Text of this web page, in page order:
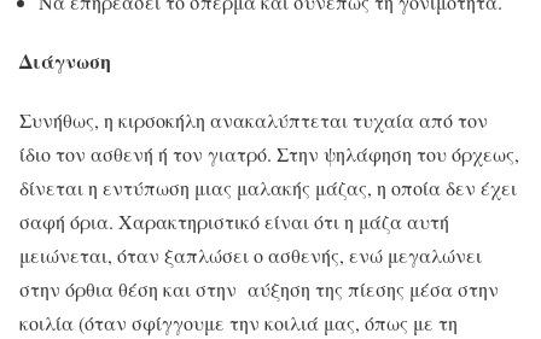
Διάγνωση
Συνήθως, η κιρσοκήλη ανακαλύπτεται τυχαία από τον
ίδιο τον ασθενή ή τον γιατρό. Στην ψηλάφηση του όρχεως,
δίνεται η εντύπωση μιας μαλακής μάζας, η οποία δεν έχει
σαφή όρια. Χαρακτηριστικό είναι ότι η μάζα αυτή
μειώνεται, όταν ξαπλώσει ο ασθενής, ενώ μεγαλώνει
στην όρθια θέση και στην αύξηση της πίεσης μέσα στην
κοιλία (όταν σφίγγουμε την κοιλιά μας, όπως με τη